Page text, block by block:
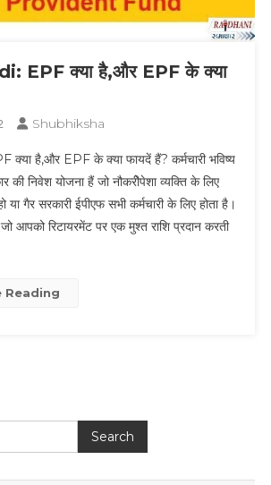
EPF क्या है,और EPF के क्या
Shubhiksha
है,और EPF के क्या फायदें हैं? कर्मचारी भविष्य
की निवेश योजना हैं जो नौकरीेपेशा व्यक्ति के लिए
या गैर सरकारी ईपीएफ सभी कर्मचारी के लिए होता है।
आपको रिटायरमेंट पर एक मुश्त राशि प्रदान करती
Reading
Search